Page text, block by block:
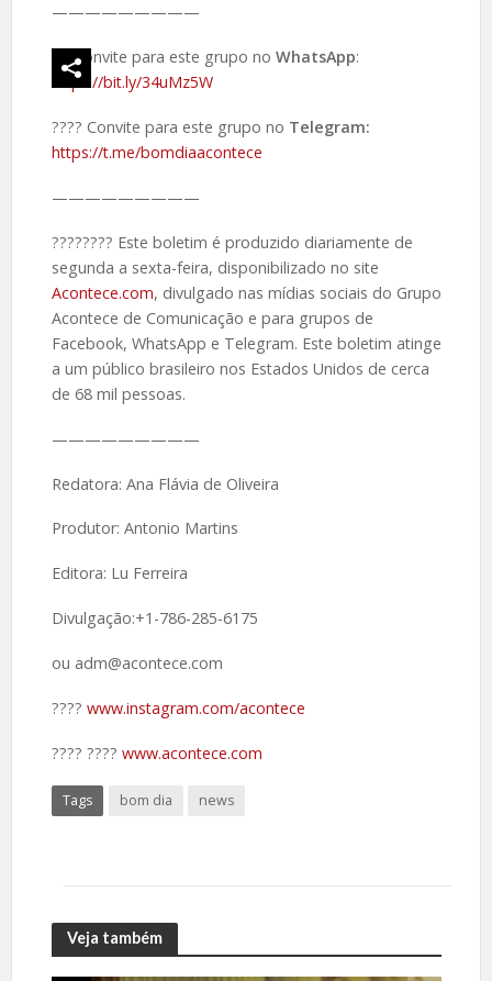
—————————
Convite para este grupo no WhatsApp:
https://bit.ly/34uMz5W
???? Convite para este grupo no Telegram:
https://t.me/bomdiaacontece
—————————
????️???? Este boletim é produzido diariamente de
segunda a sexta-feira, disponibilizado no site
Acontece.com, divulgado nas mídias sociais do Grupo
Acontece de Comunicação e para grupos de
Facebook, WhatsApp e Telegram. Este boletim atinge
a um público brasileiro nos Estados Unidos de cerca
de 68 mil pessoas.
—————————
Redatora: Ana Flávia de Oliveira
Produtor: Antonio Martins
Editora: Lu Ferreira
Divulgação:+1-786-285-6175
ou adm@acontece.com
????️ www.instagram.com/acontece
????️ ???? www.acontece.com
Tags bom dia news
Veja também